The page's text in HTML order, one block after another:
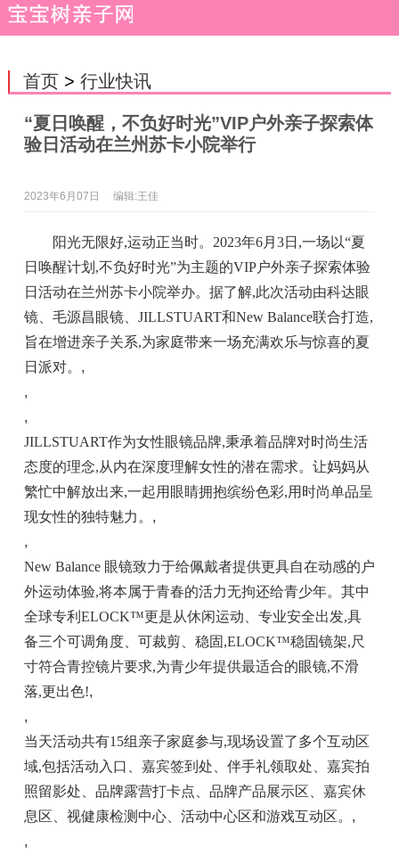
首页> 行业快讯
“夏日唤醒，不负好时光”VIP户外亲子探索体
验日活动在兰州苏卡小院举行
2023年6月07日 编辑:王佳
阳光无限好,运动正当时。2023年6月3日,一场以“夏
日唤醒计划,不负好时光”为主题的VIP户外亲子探索体验
日活动在兰州苏卡小院举办。据了解,此次活动由科达眼
镜、毛源昌眼镜、JILLSTUART和New Balance联合打造,
旨在增进亲子关系,为家庭带来一场充满欢乐与惊喜的夏
日派对。 ,
,
,
JILLSTUART作为女性眼镜品牌,秉承着品牌对时尚生活
态度的理念,从内在深度理解女性的潜在需求。让妈妈从
繁忙中解放出来,一起用眼睛拥抱缤纷色彩,用时尚单品呈
现女性的独特魅力。 ,
,
New Balance 眼镜致力于给佩戴者提供更具自在动感的户
外运动体验,将本属于青春的活力无拘还给青少年。其中
全球专利ELOCK™更是从休闲运动、专业安全出发,具
备三个可调角度、可裁剪、稳固,ELOCK™稳固镜架,尺
寸符合青控镜片要求,为青少年提供最适合的眼镜,不滑
落,更出色!,
,
当天活动共有15组亲子家庭参与,现场设置了多个互动区
域,包括活动入口、嘉宾签到处、伴手礼领取处、嘉宾拍
照留影处、品牌露营打卡点、品牌产品展示区、嘉宾休
息区、视健康检测中心、活动中心区和游戏互动区。 ,
,